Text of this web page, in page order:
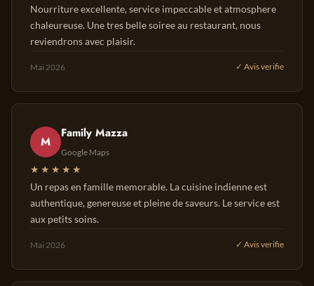
Nourriture excellente, service impeccable et atmosphere
chaleureuse. Une tres belle soiree au restaurant, nous
reviendrons avec plaisir.
Mai 2026 ✓ Avis verifie
M
Family Mazza
Google Maps
★★★★★
Un repas en famille memorable. La cuisine indienne est
authentique, genereuse et pleine de saveurs. Le service est
aux petits soins.
Mai 2026 ✓ Avis verifie